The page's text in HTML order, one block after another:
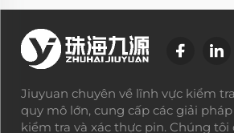
Jiuyuan chuyên về lĩnh vực kiểm
quy mô lớn, cung cấp các giải
kiểm tra và xác thực pin. Chúng